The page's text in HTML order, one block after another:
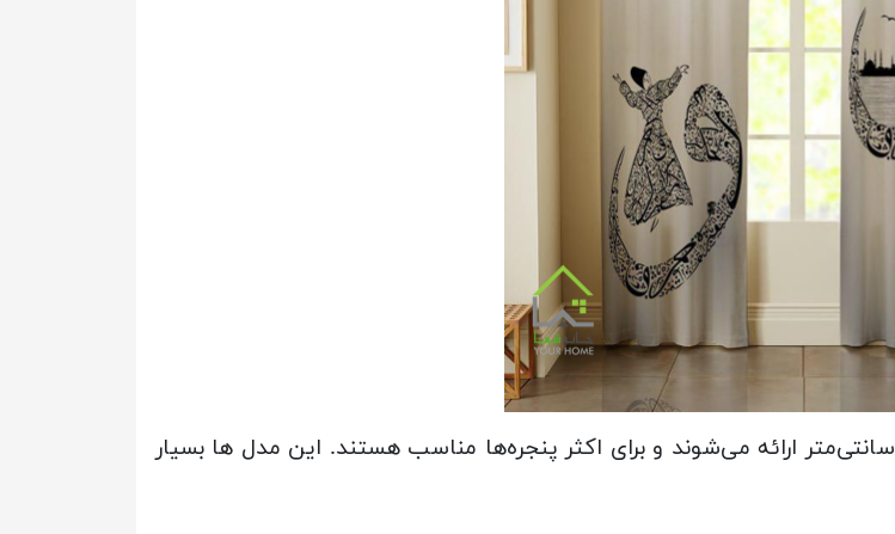
این پرده‌ها در دو عدد با عرض 140 سانتی‌متر و ارتفاع 280 سانتی‌متر ارائه می‌شوند و برای اکثر پنجره‌ها مناسب هستند. این مدل ها بسیار